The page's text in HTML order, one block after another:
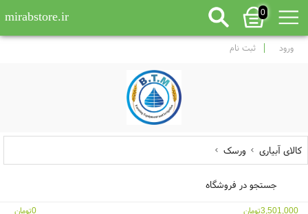
0
mirabstore.ir
ورود ثبت نام
کالای آبیاری ورسک
جستجو در فروشگاه
3,501,000تومان 0تومان